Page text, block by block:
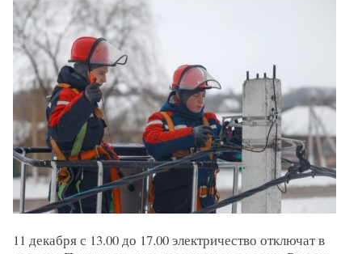
11 декабря с 13.00 до 17.00 электричество отключат в